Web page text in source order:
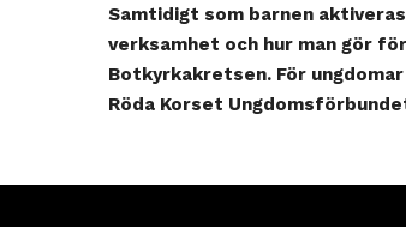
Samtidigt som barnen
verksamhet och hur man gör
Botkyrkakretsen. För
Röda Korset